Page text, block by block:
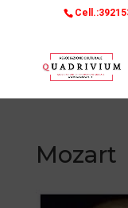
Mozart